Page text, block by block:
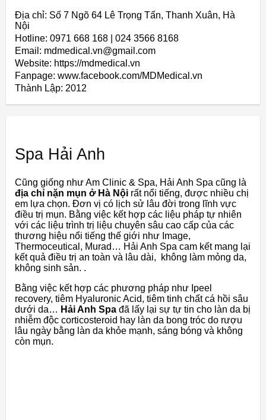
Địa chỉ: Số 7 Ngõ 64 Lê Trọng Tấn, Thanh Xuân, Hà
Nội
Hotline: 0971 668 168 | 024 3566 8168
Email: mdmedical.vn@gmail.com
Website: https://mdmedical.vn
Fanpage: www.facebook.com/MDMedical.vn
Thành Lập: 2012
Spa Hải Anh
Cũng giống như Am Clinic & Spa, Hải Anh Spa cũng là
địa chỉ nặn mụn ở Hà Nội rất nổi tiếng, được nhiều chị
em lựa chọn. Đơn vị có lịch sử lâu đời trong lĩnh vực
điều trị mụn. Bằng việc kết hợp các liệu pháp tự nhiên
với các liệu trình trị liệu chuyên sâu cao cấp của các
thương hiệu nổi tiếng thế giới như Image,
Thermoceutical, Murad… Hải Anh Spa cam kết mang lại
kết quả điều trị an toàn và lâu dài, không làm mỏng da,
không sinh sản. .
Bằng việc kết hợp các phương pháp như Ipeel
recovery, tiêm Hyaluronic Acid, tiêm tinh chất cá hồi sâu
dưới da… Hải Anh Spa đã lấy lại sự tự tin cho làn da bị
nhiễm độc corticosteroid hay làn da bong tróc do rượu
lâu ngày bằng làn da khỏe mạnh, sáng bóng và không
còn mụn.